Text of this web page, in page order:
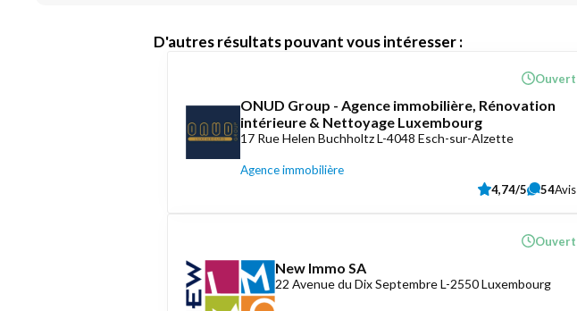
D'autres résultats pouvant vous intéresser :
ONUD Group - Agence immobilière, Rénovation
intérieure & Nettoyage Luxembourg
17 Rue Helen Buchholtz L-4048 Esch-sur-Alzette
Agence immobilière
Ouvert
4,74/5 54Avis
New Immo SA
22 Avenue du Dix Septembre L-2550 Luxembourg
Ouvert